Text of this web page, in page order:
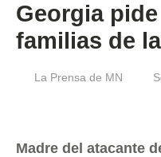
Georgia
familias de
La Prensa de MN
Madre del atacante